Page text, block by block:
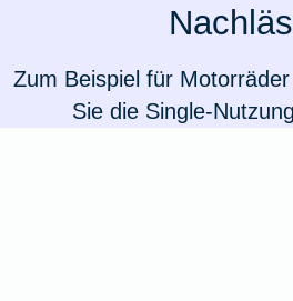
Zum Beispiel für
Sie die Single-